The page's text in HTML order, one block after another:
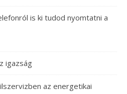
is ki tudod nyomtatni a
igazság
az energetikai